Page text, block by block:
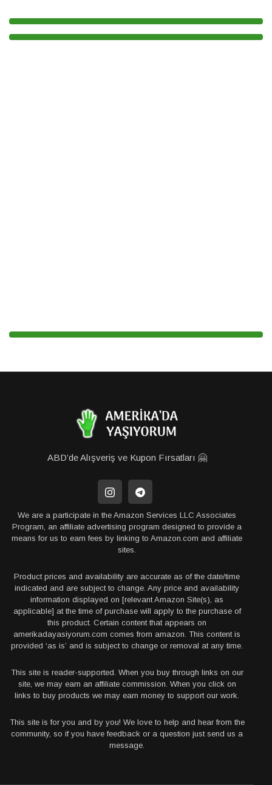
ABD’de Alışveriş ve Kupon Fırsatları 🤗
We are a participate in the Amazon Services LLC Associates
Program, an affiliate advertising program designed to provide a
means for us to earn fees by linking to Amazon.com and affiliate
sites.
Product prices and availability are accurate as of the date/time
indicated and are subject to change. Any price and availability
information displayed on [relevant Amazon Site(s), as
applicable] at the time of purchase will apply to the purchase of
this product. Certain content that appears on
amerikadayasiyorum.com comes from amazon. This content is
provided ‘as is’ and is subject to change or removal at any time.
This site is reader-supported. When you buy through links on our
site, we may earn an affiliate commission. When you click on
links to buy products we may earn money to support our work.
This site is for you and by you! We love to help and hear from the
community, so if you have feedback or a question just send us a
message.